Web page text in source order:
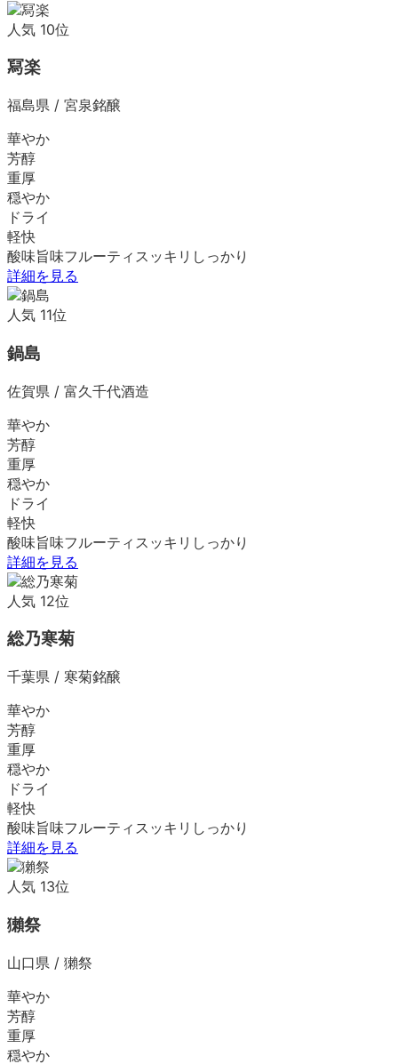
人気 10位
冩楽
福島県 / 宮泉銘醸
華やか
芳醇
重厚
穏やか
ドライ
軽快
酸味旨味フルーティ スッキリ しっかり
詳細を見る
人気 11位
鍋島
佐賀県 / 富久千代酒造
華やか
芳醇
重厚
穏やか
ドライ
軽快
酸味旨味フルーティ スッキリ しっかり
詳細を見る
人気 12位
総乃寒菊
千葉県 / 寒菊銘醸
華やか
芳醇
重厚
穏やか
ドライ
軽快
酸味旨味フルーティ スッキリ しっかり
詳細を見る
人気 13位
獺祭
山口県 / 獺祭
華やか
芳醇
重厚
穏やか